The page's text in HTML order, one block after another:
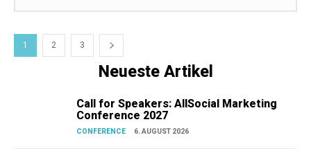
1 2 3
Neueste Artikel
Call for Speakers: AllSocial Marketing
Conference 2027
CONFERENCE 6. AUGUST 2026